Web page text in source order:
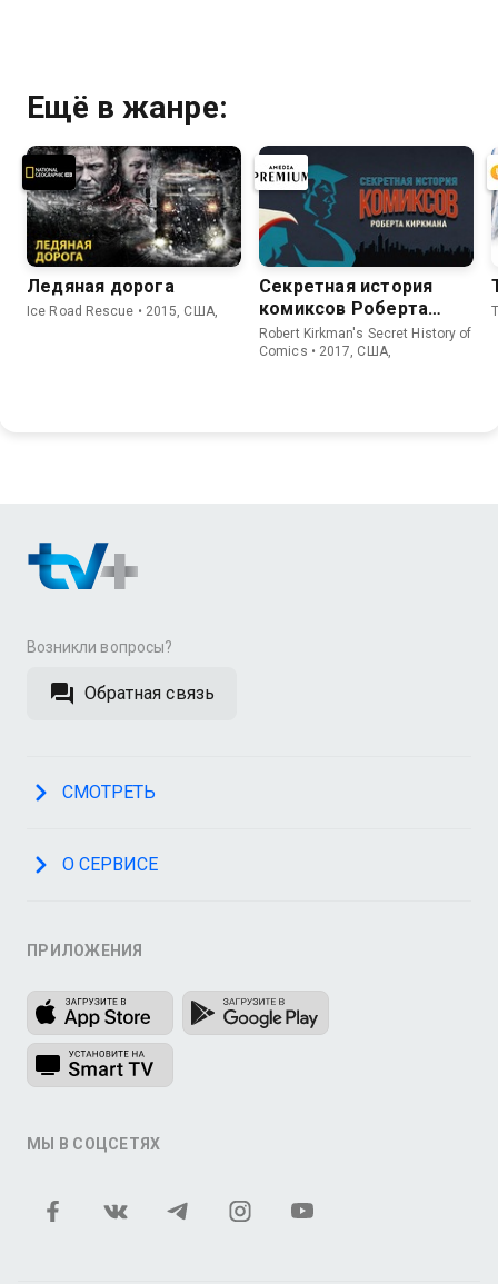
Ещё в жанре:
Ледяная дорога
Ice Road Rescue • 2015, США,
Секретная история
комиксов Роберта
Киркмана
Robert Kirkman's Secret History of
Comics • 2017, США,
Возникли вопросы?
Обратная связь
СМОТРЕТЬ
О СЕРВИСЕ
ПРИЛОЖЕНИЯ
МЫ В СОЦСЕТЯХ